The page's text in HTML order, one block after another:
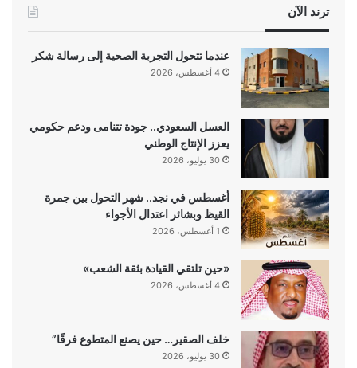
ترند الآن
عندما تتحول التجربة الصحية إلى رسالة شكر
4 أغسطس، 2026
العسل السعودي.. جودة تتنامى ودعم حكومي
يعزز الإنتاج الوطني
30 يوليو، 2026
أغسطس في نجد.. شهر التحول بين جمرة
القيظ وبشائر اعتدال الأجواء
1 أغسطس، 2026
«حين تلتقي القيادة بثقة الشعب»
4 أغسطس، 2026
خلف الصقير… حين يصنع المتطوع فرقًا”
30 يوليو، 2026